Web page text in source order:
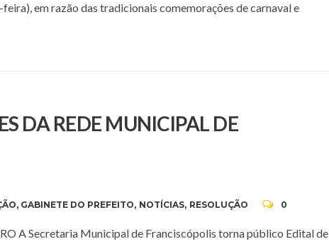
em razão das tradicionais comemorações de carnaval e
DA REDE MUNICIPAL DE
, GABINETE DO PREFEITO, NOTÍCIAS, RESOLUÇÃO 0
A Secretaria Municipal de Franciscópolis torna público Edital de